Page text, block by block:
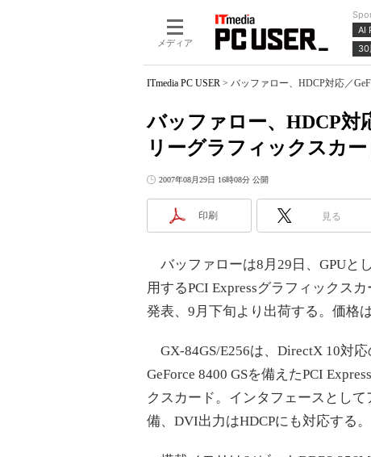
メディア
AI
30
ITmedia PC USER > バッファロー、HDCP対応／
バッファロー、HDCP対
リーグラフィックスカー
2007年08月29日 16時08分 公開
印刷 見る
バッファローは8月29日、GPUと
用するPCI Expressグラフィックス
発表、9月下旬より出荷する。価格は
GX-84GS/E256は、DirectX 10対
GeForce 8400 GSを備えたPCI
クスカード。インタフェースとし
備、DVI出力はHDCPにも対応する。